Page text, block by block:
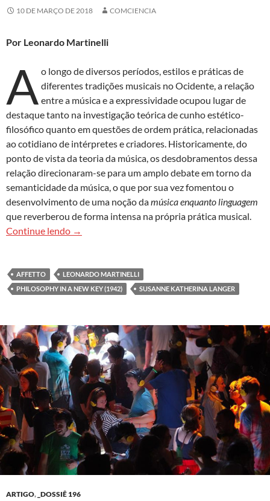
10 DE MARÇO DE 2018 COMCIENCIA
Por Leonardo Martinelli
A o longo de diversos períodos, estilos e práticas de
diferentes tradições musicais no Ocidente, a relação
entre a música e a expressividade ocupou lugar de
destaque tanto na investigação teórica de cunho estético-
filosófico quanto em questões de ordem prática, relacionadas
ao cotidiano de intérpretes e criadores. Historicamente, do
ponto de vista da teoria da música, os desdobramentos dessa
relação direcionaram-se para um amplo debate em torno da
semanticidade da música, o que por sua vez fomentou o
desenvolvimento de uma noção damúsica enquanto linguagem
que reverberou de forma intensa na própria prática musical.
Continue lendo Affetto
→
AFFETTO
LEONARDO MARTINELLI
PHILOSOPHY IN A NEW KEY (1942)
SUSANNE KATHERINA LANGER
ARTIGO, _DOSSIÊ 196